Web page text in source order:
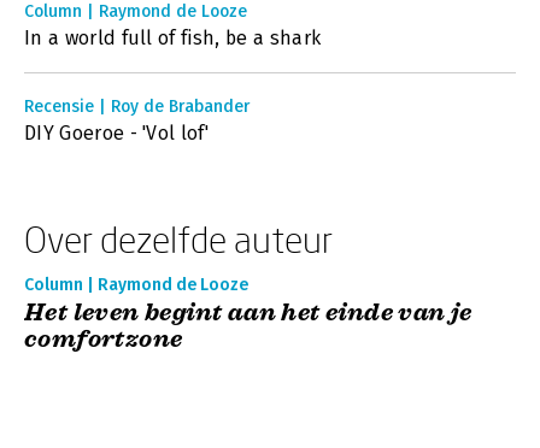
Column | Raymond de Looze
In a world full of fish, be a shark
Recensie | Roy de Brabander
DIY Goeroe - 'Vol lof'
Over dezelfde auteur
Column | Raymond de Looze
Het leven begint aan het einde van je
comfortzone